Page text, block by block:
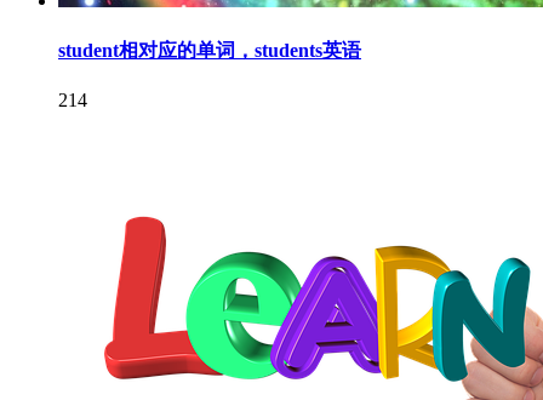
student相对应的单词，students英语
214